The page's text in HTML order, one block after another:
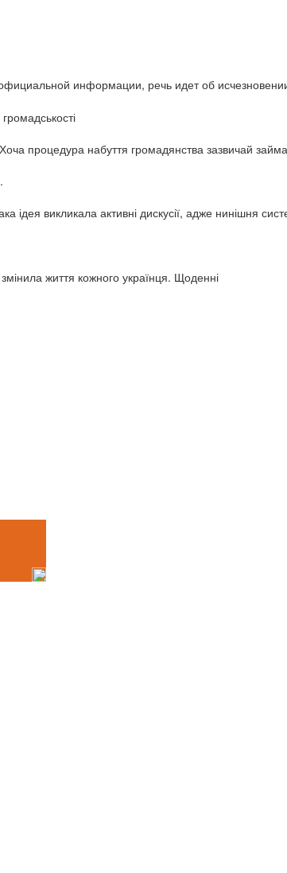
информации, речь идет об
Хоча процедура набуття громадянства зазвичай
ідея викликала активні дискусії, адже нинішня
життя кожного українця. Щоденні